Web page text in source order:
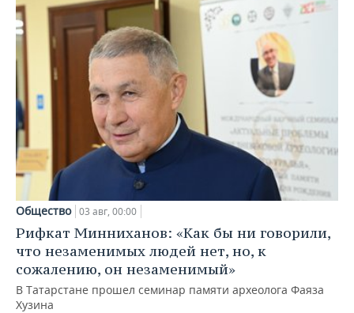
Общество 03 авг, 00:00
Рифкат Минниханов: «Как бы ни говорили,
что незаменимых людей нет, но, к
сожалению, он незаменимый»
В Татарстане прошел семинар памяти археолога Фаяза
Хузина